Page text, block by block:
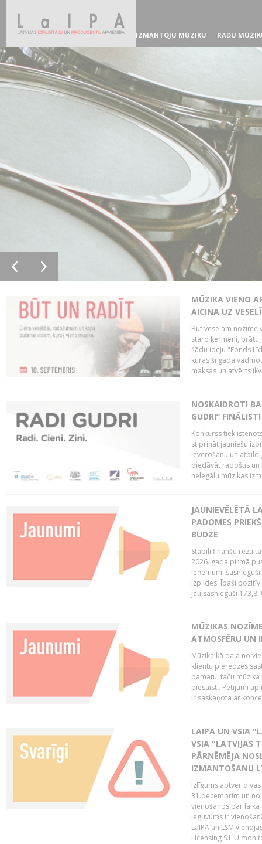
IZMANTOJU MŪZIKU RADU
MŪZIKA VIENO
AICINA UZ
Būt veselam nozīmē
starp ķermeni,
šādu ideju "Fonds
kuras šī gada
maksas un atvērts
NOSKAIDROTI
GUDRI” FINĀLISTI
Konkurss tiek
stiprināt jauniešu
ievērošanu un
piedāvāt radošus
nelegālu mūzikas
JAUNIEVĒLĒTĀ
PADOMES
BUDZE
Stabili finanšu
2026. gada pirmā
ieņēmumi
izpildes. Īpaši
jau sasnieguši 173,8
MŪZIKAS
ATMOSFĒRU UN
Mūzika kā daļa no
klientu pieredzes
pamatu, taču
piesaisti. Pētījumi
ir saskaņota ar
LAIPA UN VSIA
VSIA "LATVIJAS
PĀRŅĒMĒJA
IZMANTOŠANU
Izlīgums aptver
31.decembrim un no
vienošanos par
ieguvums ir
LaIPA un LSM
Licensing S.L.U